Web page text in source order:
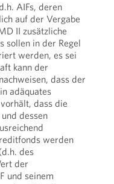
AIFs, deren
auf der Vergabe
II zusätzliche
sollen in der Regel
werden, es sei
kann der
dass der
adäquates
dass die
dessen
werden
des
der
und seinem